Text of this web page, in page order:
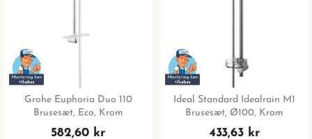
Grohe Euphoria Duo 110
Brusesæt, Eco, Krom
582,60 kr
Ideal Standard Idealrain M1
Brusesæt, Ø100, Krom
433,63 kr